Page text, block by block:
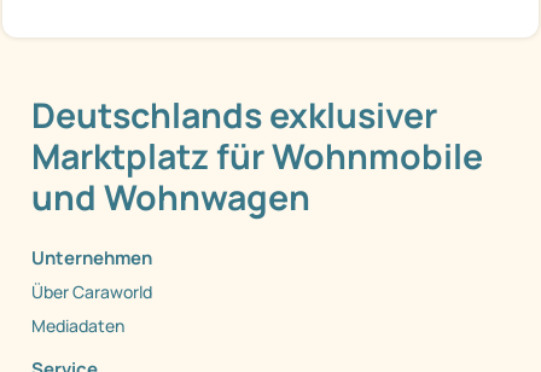
Deutschlands exklusiver
Marktplatz für Wohnmobile
und Wohnwagen
Unternehmen
Über Caraworld
Mediadaten